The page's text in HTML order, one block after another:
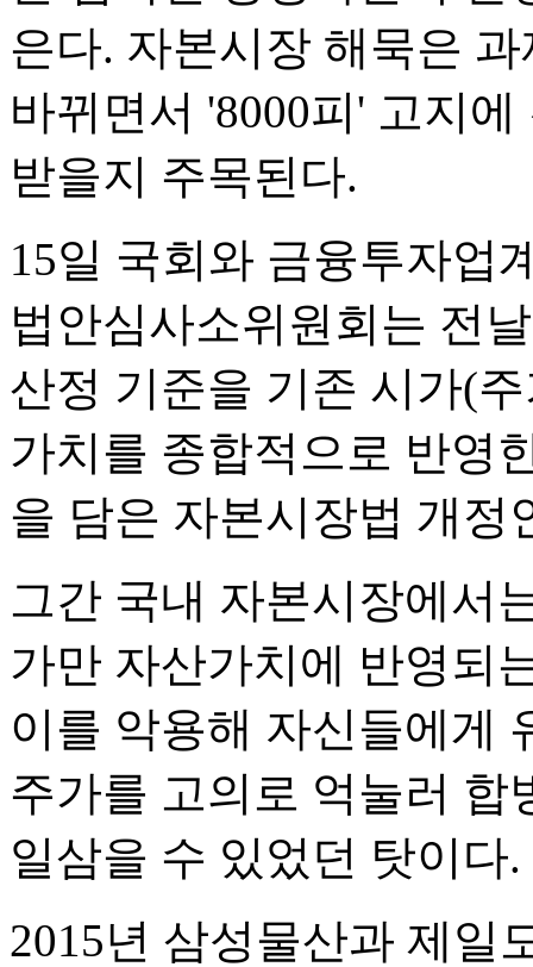
은다. 자본시장 해묵은
바뀌면서 '8000피' 고지
받을지 주목된다.
15일 국회와 금융투자업
법안심사소위원회는 전
산정 기준을 기존 시가(
가치를 종합적으로 반영
을 담은 자본시장법 개정
그간 국내 자본시장에서
가만 자산가치에 반영되
이를 악용해 자신들에게
주가를 고의로 억눌러 합
일삼을 수 있었던 탓이다.
2015년 삼성물산과 제일